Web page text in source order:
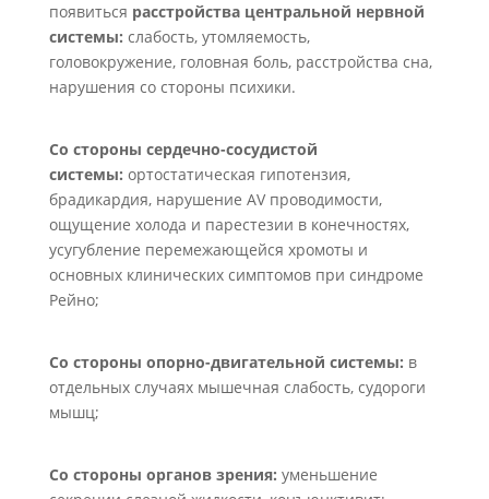
появиться расстройства центральной нервной
системы: слабость, утомляемость,
головокружение, головная боль, расстройства сна,
нарушения со стороны психики.
Со стороны сердечно-сосудистой
системы: ортостатическая гипотензия,
брадикардия, нарушение AV проводимости,
ощущение холода и парестезии в конечностях,
усугубление перемежающейся хромоты и
основных клинических симптомов при синдроме
Рейно;
Со стороны опорно-двигательной системы: в
отдельных случаях мышечная слабость, судороги
мышц;
Со стороны органов зрения: уменьшение